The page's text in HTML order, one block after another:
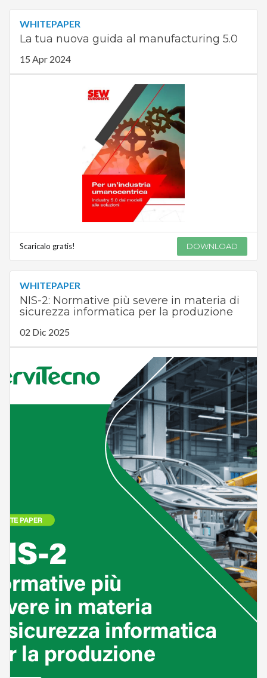
WHITEPAPER
La tua nuova guida al manufacturing 5.0
15 Apr 2024
Scaricalo gratis! DOWNLOAD
WHITEPAPER
NIS-2: Normative più severe in materia di
sicurezza informatica per la produzione
02 Dic 2025